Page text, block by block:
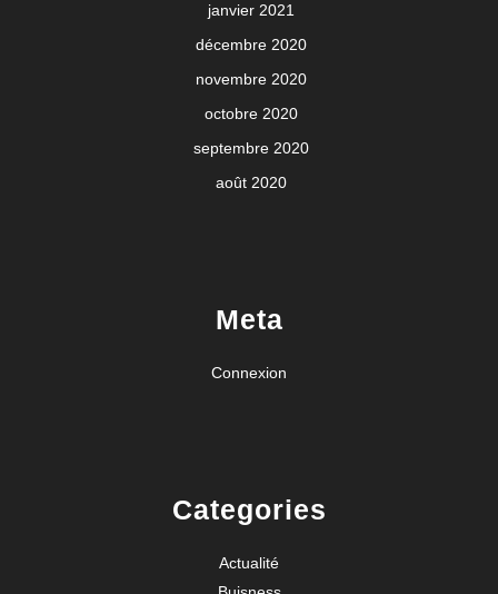
janvier 2021
décembre 2020
novembre 2020
octobre 2020
septembre 2020
août 2020
Meta
Connexion
Categories
Actualité